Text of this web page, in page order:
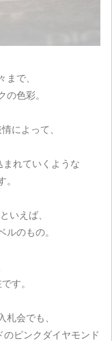
まで、
の色彩。
によって、
れていくような
。
いえば、
ルのもの。
す。
札会でも、
ピンクダイヤモンド